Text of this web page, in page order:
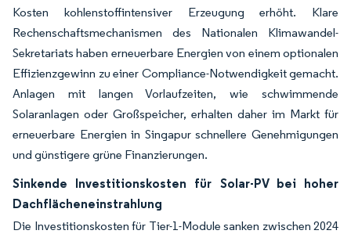
Kosten kohlenstoffintensiver Erzeugung erhöht. Klare
Rechenschaftsmechanismen des Nationalen Klimawandel-
Sekretariats haben erneuerbare Energien von einem optionalen
Effizienzgewinn zu einer Compliance-Notwendigkeit gemacht.
Anlagen mit langen Vorlaufzeiten, wie schwimmende
Solaranlagen oder Großspeicher, erhalten daher im Markt für
erneuerbare Energien in Singapur schnellere Genehmigungen
und günstigere grüne Finanzierungen.
Sinkende Investitionskosten für Solar-PV bei hoher
Dachflächeneinstrahlung
Die Investitionskosten für Tier-1-Module sanken zwischen 2024